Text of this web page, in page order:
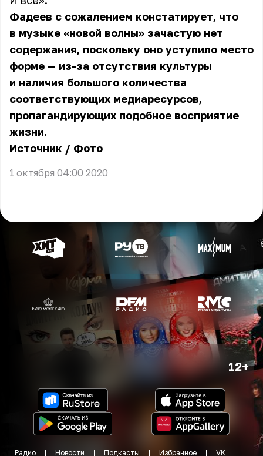
Фадеев с сожалением констатирует, что
в музыке «новой волны» зачастую нет
содержания, поскольку оно уступило место
форме — из-за отсутствия культуры
и наличия большого количества
соответствующих медиаресурсов,
пропагандирующих подобное восприятие
жизни.
Источник / Фото
1 октября 04:00 2020
12+
Радио Новости Подкасты Избранное VK